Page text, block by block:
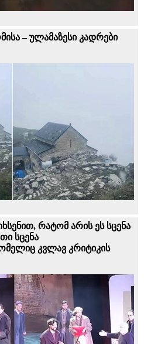
– ულამაზესი კადრები
რატომ არის ეს სცენა
სცენა
კვლავ კრიტიკის